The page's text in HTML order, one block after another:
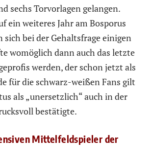
sechs Torvorlagen gelangen.
ein weiteres Jahr am Bosporus
sich bei der Gehaltsfrage einigen
womöglich dann auch das letzte
werden, der schon jetzt als
für die schwarz-weißen Fans gilt
als „unersetzlich“ auch in der
bestätigte.
Mittelfeldspieler der